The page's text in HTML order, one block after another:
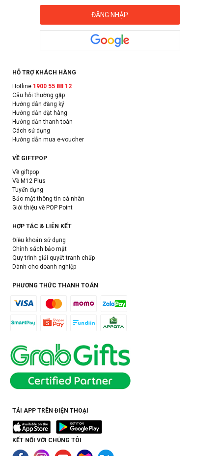
HỖ TRỢ KHÁCH HÀNG
Hotline 1900 55 88 12
Câu hỏi thường gặp
Hướng dẫn đăng ký
Hướng dẫn đặt hàng
Hướng dẫn thanh toán
Cách sử dụng
Hướng dẫn mua e-voucher
VỀ GIFTPOP
Về giftpop
Về M12 Plus
Tuyển dụng
Bảo mật thông tin cá nhân
Giới thiệu về POP Point
HỢP TÁC & LIÊN KẾT
Điều khoản sử dụng
Chính sách bảo mật
Quy trình giải quyết tranh chấp
Dành cho doanh nghiệp
PHƯƠNG THỨC THANH TOÁN
TẢI APP TRÊN ĐIỆN THOẠI
KẾT NỐI VỚI CHÚNG TÔI